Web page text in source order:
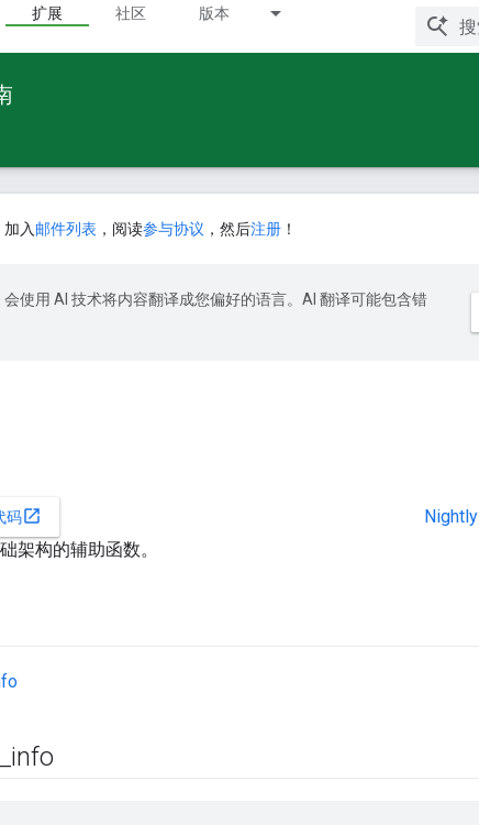
扩展 社区 版本
入 邮件列表 ，阅读参与协议 ，然后注册 ！
会使用 AI 技术将内容翻译成您偏好的语言。AI 翻译可能包含错
码open_in_new Nightly
架构的辅助函数。
info